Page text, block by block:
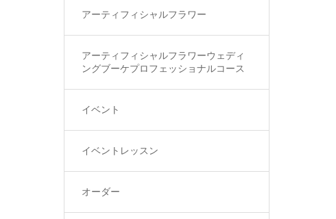
アーティフィシャルフラワー
アーティフィシャルフラワーウェディ
ングブーケプロフェッショナルコース
イベント
イベントレッスン
オーダー